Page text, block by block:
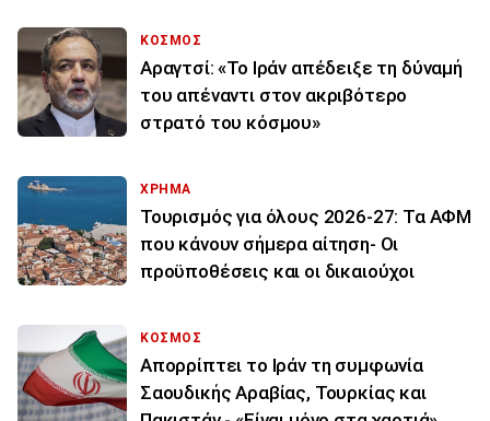
ΚΟΣΜΟΣ
Αραγτσί: «Το Ιράν απέδειξε τη δύναμή
του απέναντι στον ακριβότερο
στρατό του κόσμου»
ΧΡΗΜΑ
Τουρισμός για όλους 2026-27: Τα ΑΦΜ
που κάνουν σήμερα αίτηση- Οι
προϋποθέσεις και οι δικαιούχοι
ΚΟΣΜΟΣ
Απορρίπτει το Ιράν τη συμφωνία
Σαουδικής Αραβίας, Τουρκίας και